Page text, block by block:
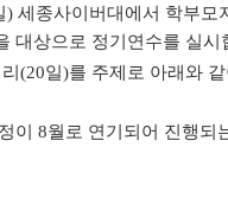
세종사이버대에서 학부
대상으로 정기연수를 실시
(20일)를 주제로 아래와
이 8월로 연기되어 진행되